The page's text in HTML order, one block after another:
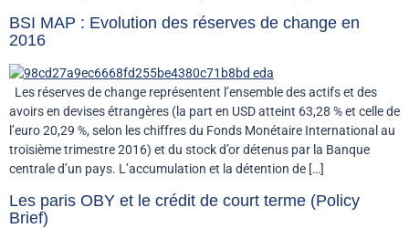
BSI MAP : Evolution des réserves de change en
2016
Les réserves de change représentent l’ensemble des actifs et des
avoirs en devises étrangères (la part en USD atteint 63,28 % et celle de
l’euro 20,29 %, selon les chiffres du Fonds Monétaire International au
troisième trimestre 2016) et du stock d’or détenus par la Banque
centrale d’un pays. L’accumulation et la détention de […]
Les paris OBY et le crédit de court terme (Policy
Brief)